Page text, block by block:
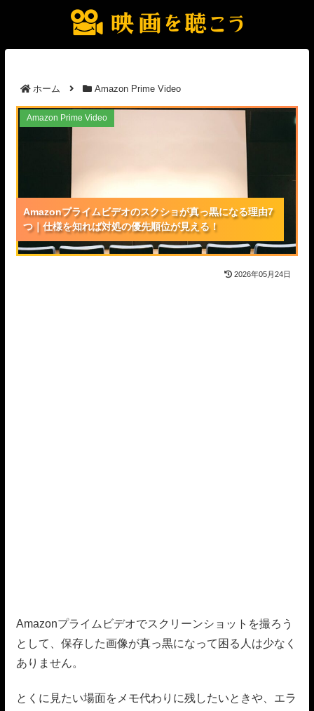
ホーム Amazon Prime Video
Amazonプライムビデオのスクショが真っ黒になる理
由7つ｜仕様を知れば対処の優先順位が見える！
Amazonプライムビデオのスクショが真っ黒になる理由7
つ｜仕様を知れば対処の優先順位が見える！
Amazonプライムビデオのスクショが真っ黒になる理由7
つ｜仕様を知れば対処の優先順位が見える！
Amazonプライムビデオのスクショが真っ黒になる理由7
つ｜仕様を知れば対処の優先順位が見える！
Amazon Prime Video
2026年05月24日
Amazonプライムビデオでスクリーンショットを撮ろう
として、保存した画像が真っ黒になって困る人は少なく
ありません。
とくに見たい場面をメモ代わりに残したいときや、エラ